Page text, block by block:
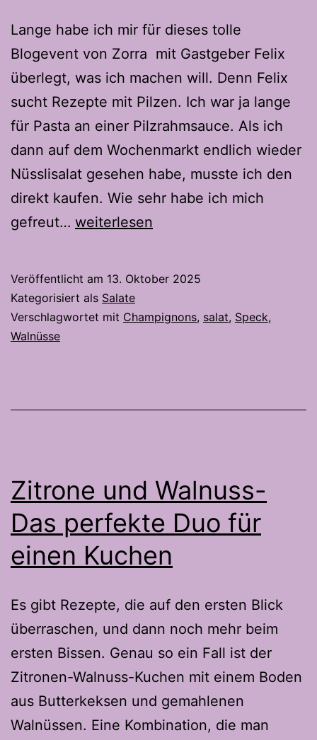
Lange habe ich mir für dieses tolle
Blogevent von Zorra mit Gastgeber Felix
überlegt, was ich machen will. Denn Felix
sucht Rezepte mit Pilzen. Ich war ja lange
für Pasta an einer Pilzrahmsauce. Als ich
dann auf dem Wochenmarkt endlich wieder
Nüsslisalat gesehen habe, musste ich den
direkt kaufen. Wie sehr habe ich mich
gefreut… Herbstlicher
geht
auch
weiterlesen
Veröffentlicht am 13. Oktober 2025
Kategorisiert als Salate
Verschlagwortet mit Champignons, salat, Speck,
Walnüsse
Zitrone und Walnuss-
Das perfekte Duo für
einen Kuchen
Es gibt Rezepte, die auf den ersten Blick
überraschen, und dann noch mehr beim
ersten Bissen. Genau so ein Fall ist der
Zitronen-Walnuss-Kuchen mit einem Boden
aus Butterkeksen und gemahlenen
Walnüssen. Eine Kombination, die man